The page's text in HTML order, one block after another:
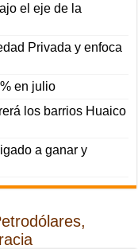
el eje de la
Privada y enfoca
en julio
los barrios Huaico
a ganar y